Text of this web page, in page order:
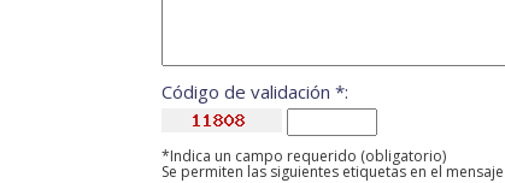
Código de validación *:
*Indica un campo requerido (obligatorio)
Se permiten las siguientes etiquetas en el